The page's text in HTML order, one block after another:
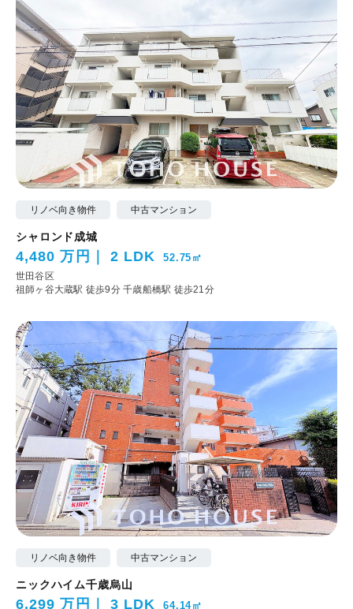
リノベ向き物件 中古マンション
シャロンド成城
4,480 万円 2 LDK 52.75㎡
世田谷区
祖師ヶ谷大蔵駅 徒歩9分千歳船橋駅 徒歩21分
リノベ向き物件 中古マンション
ニックハイム千歳烏山
6,299 万円 3 LDK 64.14㎡